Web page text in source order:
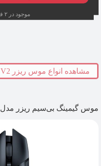
موجود در ۲ فروشگاه
مشاهده انواع موس ریزر DeathAdder V2
موس گیمینگ بی‌سیم ریزر مدل Basilisk V3 X